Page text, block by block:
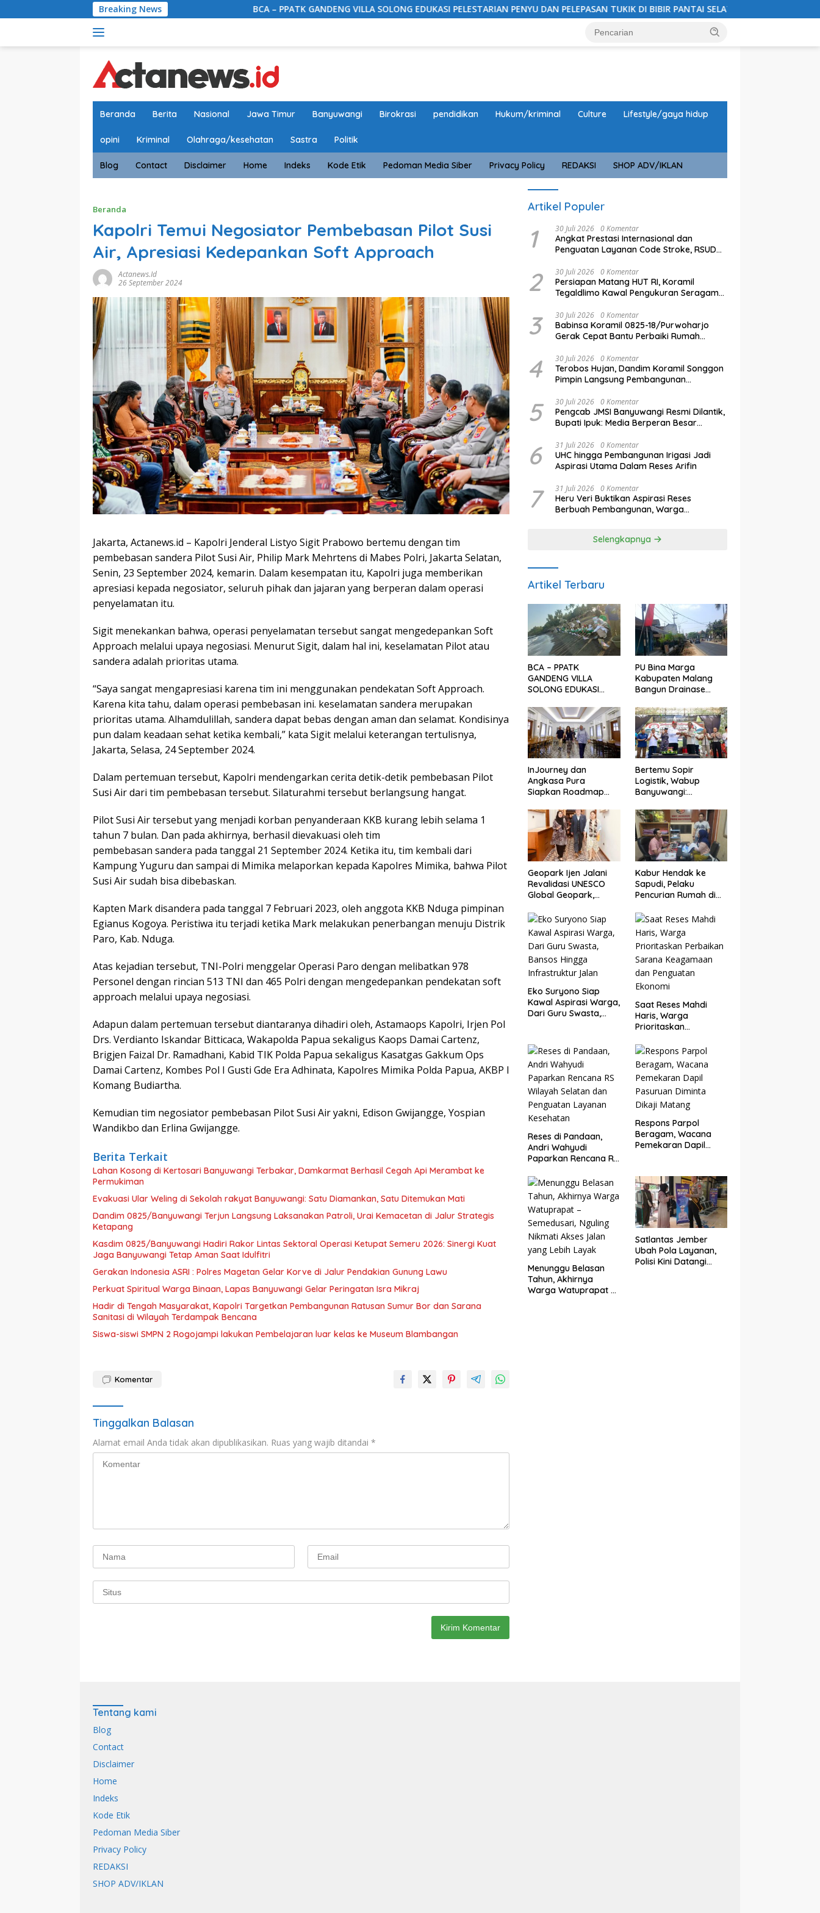
ke
Breaking News BCA – PPATK GANDENG VILLA SOLONG EDUKASI PELESTARIAN PENYU DAN PELEPASAN TUKIK DI BIBIR PANTAI SELAT BALI PU Bina Marga
Beranda Berita Nasional Jawa Timur Banyuwangi Birokrasi pendidikan Hukum/kriminal Culture Lifestyle/gaya hidup
opini Kriminal Olahraga/kesehatan Sastra Politik
Blog Contact Disclaimer Home Indeks Kode Etik Pedoman Media Siber Privacy Policy REDAKSI SHOP ADV/IKLAN
Beranda
Kapolri Temui Negosiator Pembebasan Pilot Susi
Air, Apresiasi Kedepankan Soft Approach
Actanews.id
26 September 2024
Jakarta, Actanews.id – Kapolri Jenderal Listyo Sigit Prabowo bertemu dengan tim
pembebasan sandera Pilot Susi Air, Philip Mark Mehrtens di Mabes Polri, Jakarta Selatan,
Senin, 23 September 2024, kemarin. Dalam kesempatan itu, Kapolri juga memberikan
apresiasi kepada negosiator, seluruh pihak dan jajaran yang berperan dalam operasi
penyelamatan itu.
Sigit menekankan bahwa, operasi penyelamatan tersebut sangat mengedepankan Soft
Approach melalui upaya negosiasi. Menurut Sigit, dalam hal ini, keselamatan Pilot atau
sandera adalah prioritas utama.
“Saya sangat mengapresiasi karena tim ini menggunakan pendekatan Soft Approach.
Karena kita tahu, dalam operasi pembebasan ini. keselamatan sandera merupakan
prioritas utama. Alhamdulillah, sandera dapat bebas dengan aman dan selamat. Kondisinya
pun dalam keadaan sehat ketika kembali,” kata Sigit melalui keterangan tertulisnya,
Jakarta, Selasa, 24 September 2024.
Dalam pertemuan tersebut, Kapolri mendengarkan cerita detik-detik pembebasan Pilot
Susi Air dari tim pembebasan tersebut. Silaturahmi tersebut berlangsung hangat.
Pilot Susi Air tersebut yang menjadi korban penyanderaan KKB kurang lebih selama 1
tahun 7 bulan. Dan pada akhirnya, berhasil dievakuasi oleh tim
pembebasan sandera pada tanggal 21 September 2024. Ketika itu, tim kembali dari
Kampung Yuguru dan sampai di Mimika melaporkan kepada Kapolres Mimika, bahwa Pilot
Susi Air sudah bisa dibebaskan.
Kapten Mark disandera pada tanggal 7 Februari 2023, oleh anggota KKB Nduga pimpinan
Egianus Kogoya. Peristiwa itu terjadi ketika Mark melakukan penerbangan menuju Distrik
Paro, Kab. Nduga.
Atas kejadian tersebut, TNI-Polri menggelar Operasi Paro dengan melibatkan 978
Personel dengan rincian 513 TNI dan 465 Polri dengan mengedepankan pendekatan soft
approach melalui upaya negosiasi.
Adapun dalam pertemuan tersebut diantaranya dihadiri oleh, Astamaops Kapolri, Irjen Pol
Drs. Verdianto Iskandar Bitticaca, Wakapolda Papua sekaligus Kaops Damai Cartenz,
Brigjen Faizal Dr. Ramadhani, Kabid TIK Polda Papua sekaligus Kasatgas Gakkum Ops
Damai Cartenz, Kombes Pol I Gusti Gde Era Adhinata, Kapolres Mimika Polda Papua, AKBP I
Komang Budiartha.
Kemudian tim negosiator pembebasan Pilot Susi Air yakni, Edison Gwijangge, Yospian
Wandikbo dan Erlina Gwijangge.
Berita Terkait
Lahan Kosong di Kertosari Banyuwangi Terbakar, Damkarmat Berhasil Cegah Api Merambat ke
Permukiman
Evakuasi Ular Weling di Sekolah rakyat Banyuwangi: Satu Diamankan, Satu Ditemukan Mati
Dandim 0825/Banyuwangi Terjun Langsung Laksanakan Patroli, Urai Kemacetan di Jalur Strategis
Ketapang
Kasdim 0825/Banyuwangi Hadiri Rakor Lintas Sektoral Operasi Ketupat Semeru 2026: Sinergi Kuat
Jaga Banyuwangi Tetap Aman Saat Idulfitri
Gerakan Indonesia ASRI : Polres Magetan Gelar Korve di Jalur Pendakian Gunung Lawu
Perkuat Spiritual Warga Binaan, Lapas Banyuwangi Gelar Peringatan Isra Mikraj
Hadir di Tengah Masyarakat, Kapolri Targetkan Pembangunan Ratusan Sumur Bor dan Sarana
Sanitasi di Wilayah Terdampak Bencana
Siswa-siswi SMPN 2 Rogojampi lakukan Pembelajaran luar kelas ke Museum Blambangan
Komentar
Tinggalkan Balasan
Alamat email Anda tidak akan dipublikasikan. Ruas yang wajib ditandai *
Artikel Populer
1 30 Juli 2026 0 Komentar
Angkat Prestasi Internasional dan
Penguatan Layanan Code Stroke, RSUD
2 30 Juli 2026 0 Komentar
Persiapan Matang HUT RI, Koramil
Tegaldlimo Kawal Pengukuran Seragam
3 30 Juli 2026 0 Komentar
Babinsa Koramil 0825-18/Purwoharjo
Gerak Cepat Bantu Perbaiki Rumah
4 30 Juli 2026 0 Komentar
Terobos Hujan, Dandim Koramil Songgon
Pimpin Langsung Pembangunan
Persen
5 30 Juli 2026 0 Komentar
Pengcab JMSI Banyuwangi Resmi Dilantik,
Bupati Ipuk: Media Berperan Besar
6 31 Juli 2026 0 Komentar
UHC hingga Pembangunan Irigasi Jadi
Aspirasi Utama Dalam Reses Arifin
7 31 Juli 2026 0 Komentar
Heru Veri Buktikan Aspirasi Reses
Berbuah Pembangunan, Warga
Selengkapnya
Artikel Terbaru
BCA – PPATK
GANDENG VILLA
SOLONG EDUKASI
DAN PELEPASAN TUKIK
DI BIBIR PANTAI SELAT
BALI
PU Bina Marga
Kabupaten Malang
Bangun Drainase
Panggungrejo, Atasi
Genangan Air
InJourney dan
Angkasa Pura
Siapkan Roadmap
Banyuwangi Mulai
Event hingga
Konektivitas
Bertemu Sopir
Logistik, Wabup
Banyuwangi:
Ekonomi Indonesia
Geopark Ijen Jalani
Revalidasi UNESCO
Global Geopark,
Tunjukkan Komitmen
Kabur Hendak ke
Sapudi, Pelaku
Pencurian Rumah di
Ditangkap di
Pelabuhan Jangkar
Eko Suryono Siap
Kawal Aspirasi Warga,
Dari Guru Swasta,
Saat Reses Mahdi
Haris, Warga
Prioritaskan
Keagamaan dan
Penguatan Ekonomi
Reses di Pandaan,
Andri Wahyudi
Paparkan Rencana RS
Penguatan Layanan
Kesehatan
Respons Parpol
Beragam, Wacana
Pemekaran Dapil
Menunggu Belasan
Tahun, Akhirnya
Warga Watuprapat –
Satlantas Jember
Ubah Pola Layanan,
Polisi Kini Datangi
Tentang kami
Blog
Contact
Disclaimer
Home
Indeks
Kode Etik
Pedoman Media Siber
Privacy Policy
REDAKSI
SHOP ADV/IKLAN